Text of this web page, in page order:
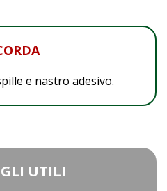
e nastro adesivo.
UTILI